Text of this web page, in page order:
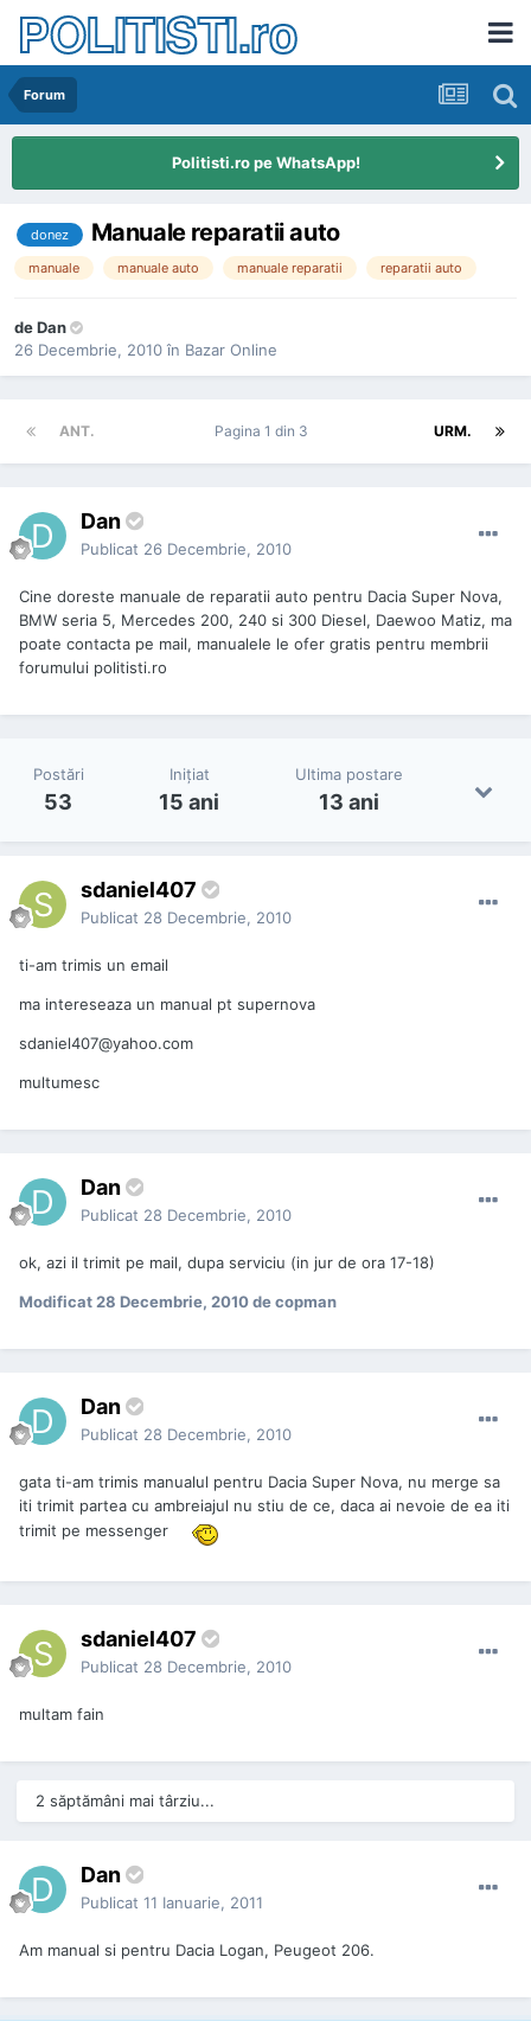
POLITISTI.ro
Forum
Politisti.ro pe WhatsApp!
donez Manuale reparatii auto
manuale manuale auto manuale reparatii reparatii auto
deDan
26 Decembrie, 2010 în Bazar Online
ANT. URM.
Pagina 1 din 3
Dan
Publicat 26 Decembrie, 2010
Cine doreste manuale de reparatii auto pentru Dacia Super Nova,
BMW seria 5, Mercedes 200, 240 si 300 Diesel, Daewoo Matiz, ma
poate contacta pe mail, manualele le ofer gratis pentru membrii
forumului politisti.ro
Postări
53
Iniţiat
15 ani
Ultima postare
13 ani
sdaniel407
Publicat 28 Decembrie, 2010
ti-am trimis un email
ma intereseaza un manual pt supernova
sdaniel407@yahoo.com
multumesc
Dan
Publicat 28 Decembrie, 2010
ok, azi il trimit pe mail, dupa serviciu (in jur de ora 17-18)
Modificat28 Decembrie, 2010de copman
Dan
Publicat 28 Decembrie, 2010
gata ti-am trimis manualul pentru Dacia Super Nova, nu merge sa
iti trimit partea cu ambreiajul nu stiu de ce, daca ai nevoie de ea iti
trimit pe messenger
sdaniel407
Publicat 28 Decembrie, 2010
multam fain
2 săptămâni mai târziu...
Dan
Publicat 11 Ianuarie, 2011
Am manual si pentru Dacia Logan, Peugeot 206.